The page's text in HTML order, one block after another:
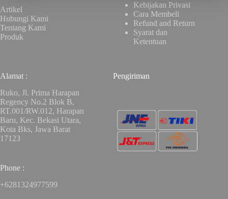
Artikel
Hubungi Kami
Tentang Kami
Produk
Kebijakan Privasi
Cara Membeli
Refund and Return
Syarat dan
Ketentuan
Alamat :
Ruko, Jl. Prima Harapan
Regency No.2 Blok B,
RT.001/RW.012, Harapan
Baru, Kec. Bekasi Utara,
Kota Bks, Jawa Barat
17123
Phone :
+6281324977599
Pengiriman